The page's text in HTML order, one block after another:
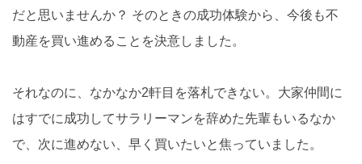
だと思いませんか？ そのときの成功体験から、今後も不
動産を買い進めることを決意しました。
それなのに、なかなか2軒目を落札できない。大家仲間に
はすでに成功してサラリーマンを辞めた先輩もいるなか
で、次に進めない、早く買いたいと焦っていました。